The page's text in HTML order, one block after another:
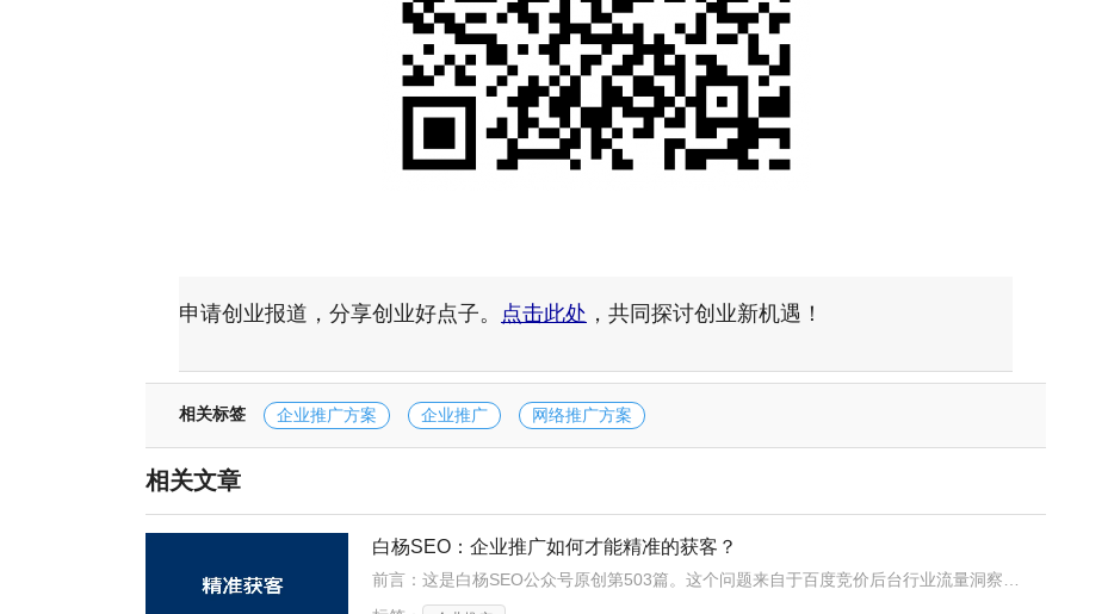
申请创业报道，分享创业好点子。 点击此处 ，共同探讨创业新机遇！
相关标签 企业推广方案 企业推广 网络推广方案
相关文章
白杨SEO：企业推广如何才能精准的获客？